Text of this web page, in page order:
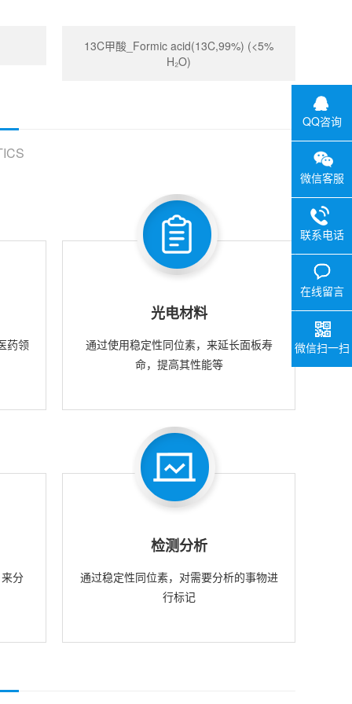
13C甲酸_Formic acid(13C,99%) (<5%
H₂O)
药领
光电材料
通过使用稳定性同位素，来延长面板寿
命，提高其性能等
分
检测分析
通过稳定性同位素，对需要分析的事物进
行标记
QQ咨询
微信客服
联系电话
在线留言
微信扫一扫